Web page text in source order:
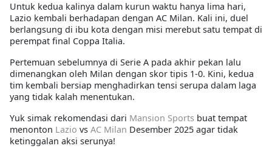
Untuk kedua kalinya dalam kurun waktu hanya lima hari,
Lazio kembali berhadapan dengan AC Milan. Kali ini, duel
berlangsung di ibu kota dengan misi merebut satu tempat di
perempat final Coppa Italia.
Pertemuan sebelumnya di Serie A pada akhir pekan lalu
dimenangkan oleh Milan dengan skor tipis 1-0. Kini, kedua
tim kembali bersiap menghadirkan tensi serupa dalam laga
yang tidak kalah menentukan.
Yuk simak rekomendasi dari Mansion Sports buat tempat
menonton Lazio vs AC Milan Desember 2025 agar tidak
ketinggalan aksi serunya!